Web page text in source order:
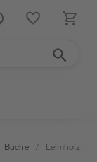
Buche / Leimholz